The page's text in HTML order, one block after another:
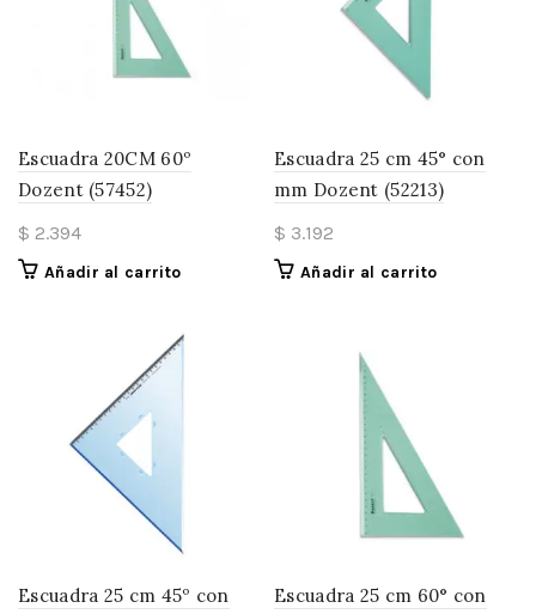
Escuadra 20CM 60º
Dozent (57452)
$ 2.394
Añadir al carrito
Escuadra 25 cm 45° con
mm Dozent (52213)
$ 3.192
Añadir al carrito
Escuadra 25 cm 45º con
Escuadra 25 cm 60° con